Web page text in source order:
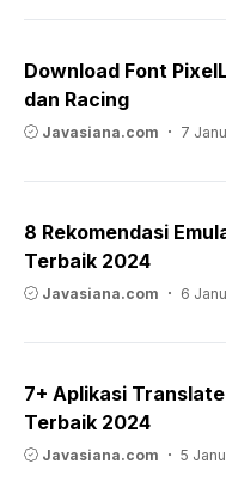
Download Font
dan Racing
Javasiana.com 7
8 Rekomendasi
Terbaik 2024
Javasiana.com 6
7+ Aplikasi
Terbaik 2024
Javasiana.com 5